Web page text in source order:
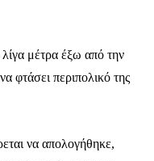
μέτρα έξω από την
φτάσει περιπολικό της
να απολογήθηκε,